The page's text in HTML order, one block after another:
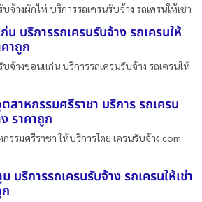
จ้างผักไห่ บริการรถเครนรับจ้าง รถเครนให้เช่า
บริการรถเครนรับจ้าง รถเครนให้
คาถูก
บจ้างขอนแก่น บริการรถเครนรับจ้าง รถเครนให้
สาหกรรมศรีราชา บริการ รถเครน
ราคาถูก
รรมศรีราชา ให้บริการโดย เครนรับจ้าง.com
บริการรถเครนรับจ้าง รถเครนให้เช่า